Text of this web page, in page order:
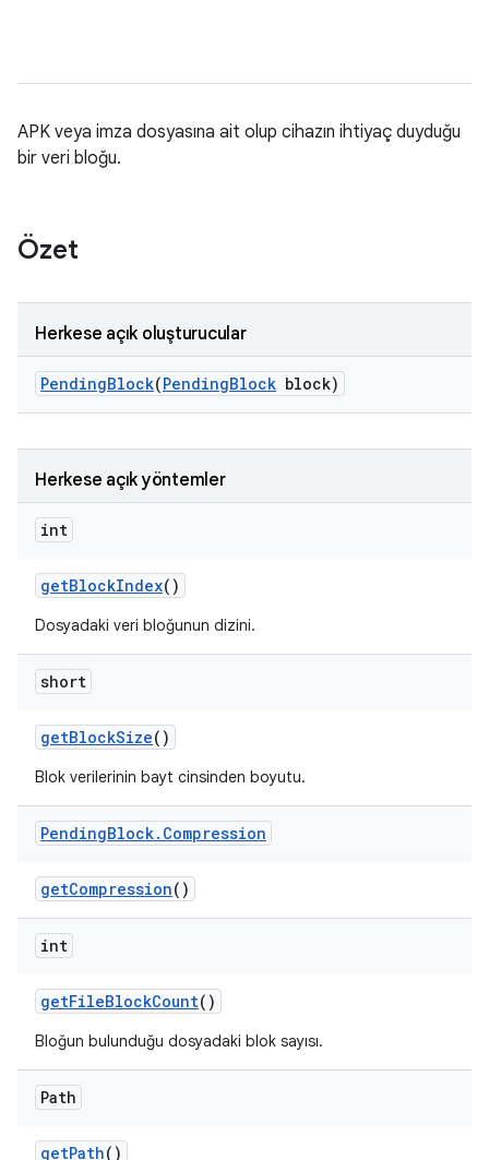
APK veya imza dosyasına ait olup cihazın ihtiyaç duyduğu
bir veri bloğu.
Özet
Herkese açık oluşturucular
PendingBlock(PendingBlock block)
Herkese açık yöntemler
int
getBlockIndex()
Dosyadaki veri bloğunun dizini.
short
getBlockSize()
Blok verilerinin bayt cinsinden boyutu.
PendingBlock. Compression
getCompression()
int
getFileBlockCount()
Bloğun bulunduğu dosyadaki blok sayısı.
Path
getPath()